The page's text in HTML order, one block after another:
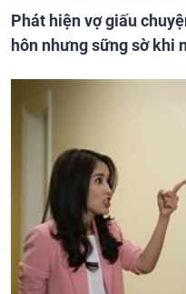
Phát hiện vợ giấu
hôn nhưng sững sờ khi